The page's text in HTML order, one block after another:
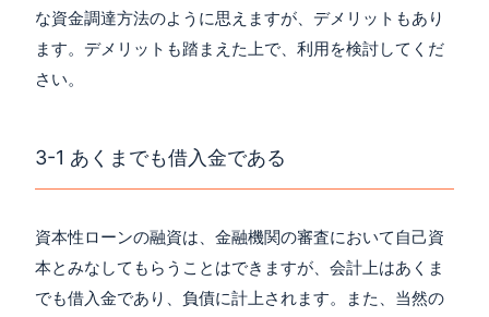
な資金調達方法のように思えますが、デメリットもあり
ます。デメリットも踏まえた上で、利用を検討してくだ
さい。
3-1 あくまでも借入金である
資本性ローンの融資は、金融機関の審査において自己資
本とみなしてもらうことはできますが、会計上はあくま
でも借入金であり、負債に計上されます。また、当然の